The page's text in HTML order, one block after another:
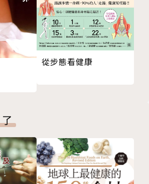
菌感染、EB病毒、萊姆病、腸漏症
足過動症、自閉症、創傷後壓力症候
靈的終極健康之道
疾病所苦，或是你想提供你的病人
，這本書都有你需要的答案。對於希
康的人來說，這也是一本絕佳指南。
：結腸炎、顳顎關節症候群、糖尿
的真正原因
足過動症與自閉症
症候群
終極健康之道
是療癒之旅的最佳起點
身體排毒
些食物說No？
從步態看健康